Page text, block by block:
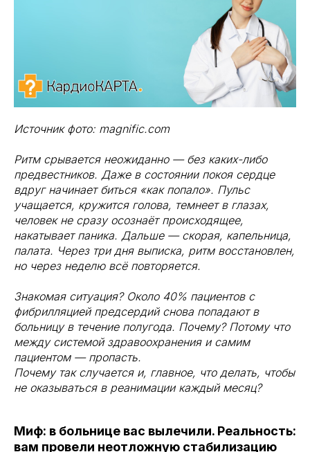
Источник фото: magnific.com
Ритм срывается неожиданно — без каких-либо
предвестников. Даже в состоянии покоя сердце
вдруг начинает биться «как попало». Пульс
учащается, кружится голова, темнеет в глазах,
человек не сразу осознаёт происходящее,
накатывает паника. Дальше — скорая, капельница,
палата. Через три дня выписка, ритм восстановлен,
но через неделю всё повторяется.
Знакомая ситуация? Около 40% пациентов с
фибрилляцией предсердий снова попадают в
больницу в течение полугода. Почему? Потому что
между системой здравоохранения и самим
пациентом — пропасть.
Почему так случается и, главное, что делать, чтобы
не оказываться в реанимации каждый месяц?
Миф: в больнице вас вылечили. Реальность:
вам провели неотложную стабилизацию